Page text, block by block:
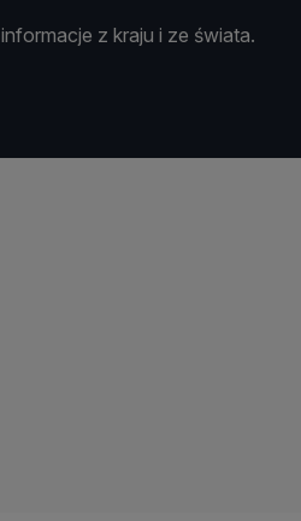
z kraju i ze świata.